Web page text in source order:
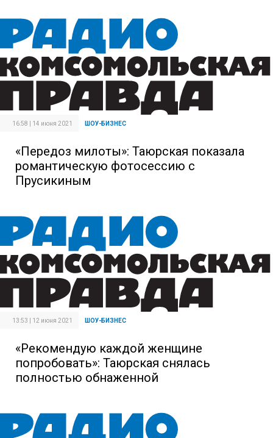
16:58 | 14 июня 2021 ШОУ-БИЗНЕС
«Передоз милоты»: Таюрская показала
романтическую фотосессию с
Прусикиным
13:53 | 12 июня 2021 ШОУ-БИЗНЕС
«Рекомендую каждой женщине
попробовать»: Таюрская снялась
полностью обнаженной